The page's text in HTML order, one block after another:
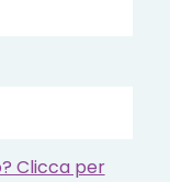
Clicca per